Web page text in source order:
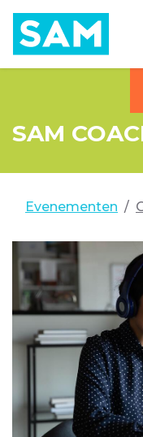
SAM
Evenementen